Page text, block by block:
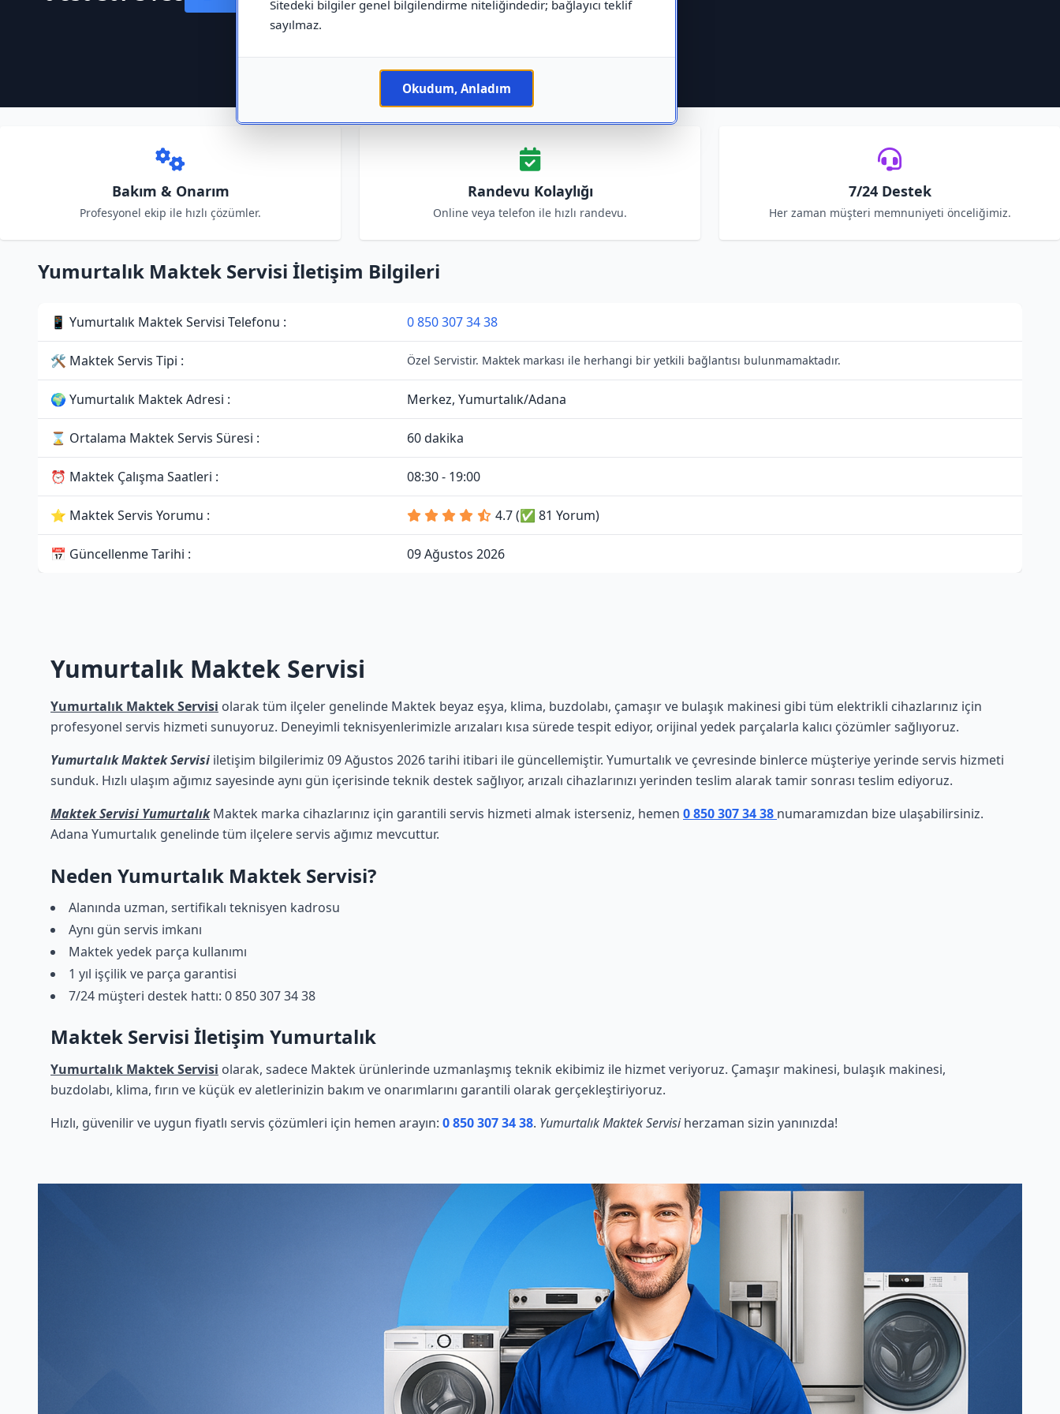
Sitedeki bilgiler genel bilgilendirme niteliğindedir; bağlayıcı teklif
sayılmaz.
Okudum, Anladım
Bakım & Onarım
Profesyonel ekip ile hızlı çözümler.
Randevu Kolaylığı
Online veya telefon ile hızlı randevu.
7/24 Destek
Her zaman müşteri memnuniyeti önceliğimiz.
Yumurtalık Maktek Servisi İletişim Bilgileri
📱 Yumurtalık Maktek Servisi Telefonu : 0 850 307 34 38
🛠 Maktek Servis Tipi : Özel Servistir. Maktek markası ile herhangi bir yetkili bağlantısı bulunmamaktadır.
🌍 Yumurtalık Maktek Adresi : Merkez, Yumurtalık/Adana
⌛ Ortalama Maktek Servis Süresi : 60 dakika
⏰ Maktek Çalışma Saatleri : 08:30 - 19:00
⭐ Maktek Servis Yorumu : 4.7 (✅ 81 Yorum)
📅 Güncellenme Tarihi : 09 Ağustos 2026
Yumurtalık Maktek Servisi
Yumurtalık Maktek Servisi olarak tüm ilçeler genelinde Maktek beyaz eşya, klima, buzdolabı, çamaşır ve bulaşık makinesi gibi tüm elektrikli cihazlarınız için
profesyonel servis hizmeti sunuyoruz. Deneyimli teknisyenlerimizle arızaları kısa sürede tespit ediyor, orijinal yedek parçalarla kalıcı çözümler sağlıyoruz.
Yumurtalık Maktek Servisi iletişim bilgilerimiz 09 Ağustos 2026 tarihi itibari ile güncellemiştir. Yumurtalık ve çevresinde binlerce müşteriye yerinde servis hizmeti
sunduk. Hızlı ulaşım ağımız sayesinde aynı gün içerisinde teknik destek sağlıyor, arızalı cihazlarınızı yerinden teslim alarak tamir sonrası teslim ediyoruz.
Maktek Servisi YumurtalıkMaktek marka cihazlarınız için garantili servis hizmeti almak isterseniz, hemen 0 850 307 34 38 numaramızdan bize ulaşabilirsiniz.
Adana Yumurtalık genelinde tüm ilçelere servis ağımız mevcuttur.
Neden Yumurtalık Maktek Servisi?
Alanında uzman, sertifikalı teknisyen kadrosu
Aynı gün servis imkanı
Maktek yedek parça kullanımı
1 yıl işçilik ve parça garantisi
7/24 müşteri destek hattı: 0 850 307 34 38
Maktek Servisi İletişim Yumurtalık
Yumurtalık Maktek Servisi olarak, sadece Maktek ürünlerinde uzmanlaşmış teknik ekibimiz ile hizmet veriyoruz. Çamaşır makinesi, bulaşık makinesi,
buzdolabı, klima, fırın ve küçük ev aletlerinizin bakım ve onarımlarını garantili olarak gerçekleştiriyoruz.
Hızlı, güvenilir ve uygun fiyatlı servis çözümleri için hemen arayın: 0 850 307 34 38. Yumurtalık Maktek Servisiherzaman sizin yanınızda!